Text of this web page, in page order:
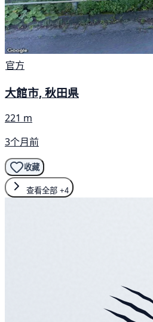
官方
大館市, 秋田県
221 m
3个月前
收藏
查看全部 +4